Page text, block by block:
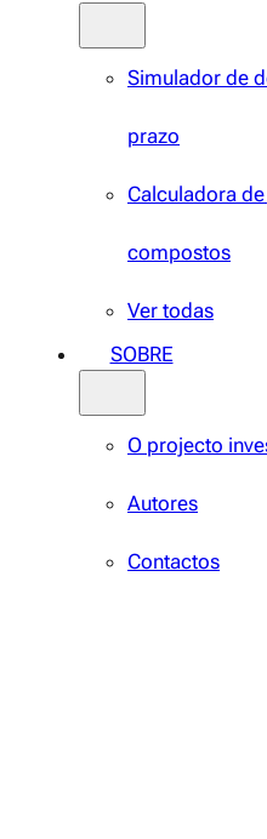
Simulador de
prazo
Calculadora
compostos
Ver todas
SOBRE
O projecto
Autores
Contactos